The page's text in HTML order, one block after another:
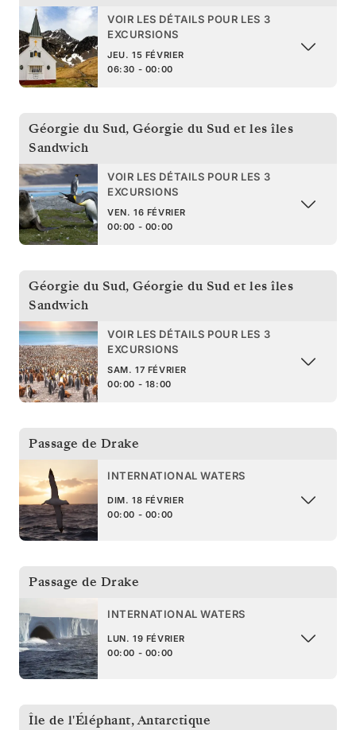
VOIR LES DÉTAILS POUR LES 3
EXCURSIONS
JEU. 15 FÉVRIER
06:30 - 00:00
Géorgie du Sud, Géorgie du Sud et les îles
Sandwich
VOIR LES DÉTAILS POUR LES 3
EXCURSIONS
VEN. 16 FÉVRIER
00:00 - 00:00
Géorgie du Sud, Géorgie du Sud et les îles
Sandwich
VOIR LES DÉTAILS POUR LES 3
EXCURSIONS
SAM. 17 FÉVRIER
00:00 - 18:00
Passage de Drake
INTERNATIONAL WATERS
DIM. 18 FÉVRIER
00:00 - 00:00
Passage de Drake
INTERNATIONAL WATERS
LUN. 19 FÉVRIER
00:00 - 00:00
Île de l'Éléphant,Antarctique